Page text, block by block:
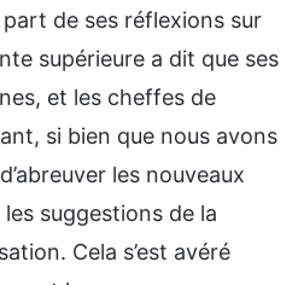
de ses réflexions sur
supérieure a dit que ses
et les cheffes de
si bien que nous avons
les nouveaux
suggestions de la
Cela s’est avéré